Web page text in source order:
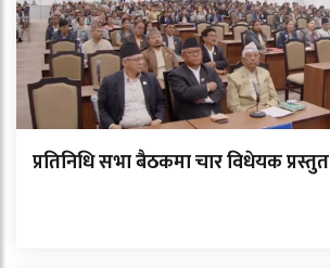
प्रतिनिधि सभा बैठकमा चार विधेयक प्रस्तुत